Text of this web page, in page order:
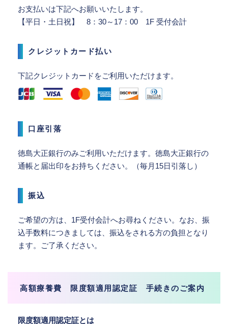
お支払いは下記へお願いいたします。
【平日・土日祝】 8：30～17：00 1F 受付会計
クレジットカード払い
下記クレジットカードをご利用いただけます。
口座引落
徳島大正銀行のみご利用いただけます。徳島大正銀行の
通帳と届出印をお持ちください。（毎月15日引落し）
振込
ご希望の方は、1F受付会計へお尋ねください。なお、振
込手数料につきましては、振込をされる方の負担となり
ます。ご了承ください。
高額療養費 限度額適用認定証 手続きのご案内
限度額適用認定証とは